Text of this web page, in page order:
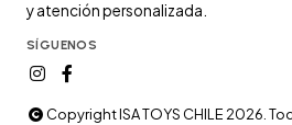
y atención personalizada.
SÍGUENOS
Copyright ISA TOYS CHILE 2026.